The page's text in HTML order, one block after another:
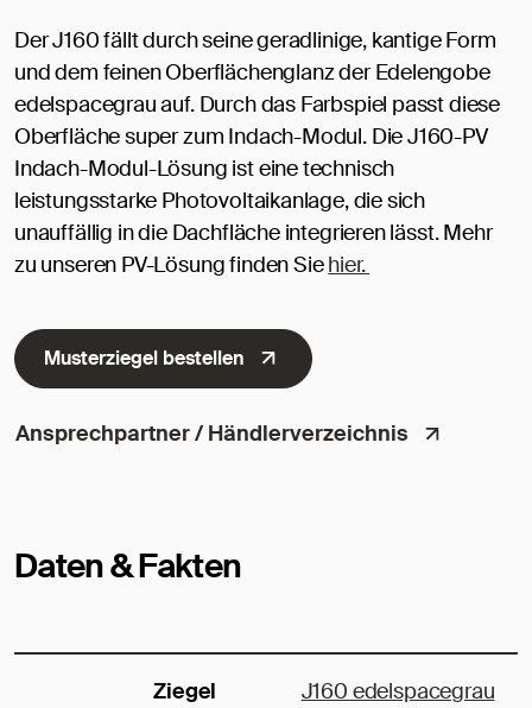
Der J160 fällt durch seine geradlinige, kantige Form
und dem feinen Oberflächenglanz der Edelengobe
edelspacegrau auf. Durch das Farbspiel passt diese
Oberfläche super zum Indach-Modul. Die J160-PV
Indach-Modul-Lösung ist eine technisch
leistungsstarke Photovoltaikanlage, die sich
unauffällig in die Dachfläche integrieren lässt. Mehr
zu unseren PV-Lösung finden Siehier.
Musterziegel bestellen
Ansprechpartner / Händlerverzeichnis
Daten & Fakten
Ziegel
J160 edelspacegrau